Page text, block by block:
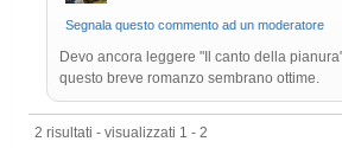
Segnala questo commento ad un moderatore
Devo ancora leggere "Il canto della
questo breve romanzo sembrano ottime.
2 risultati - visualizzati 1 - 2